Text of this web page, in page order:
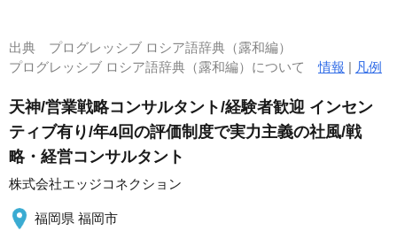
出典 プログレッシブ ロシア語辞典（露和編）
プログレッシブ ロシア語辞典（露和編）について情報 | 凡例
天神/営業戦略コンサルタント/経験者歓迎 インセン
ティブ有り/年4回の評価制度で実力主義の社風/戦
略・経営コンサルタント
株式会社エッジコネクション
福岡県 福岡市